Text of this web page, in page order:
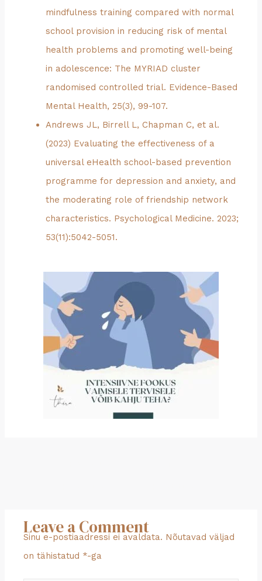
mindfulness training compared with normal
school provision in reducing risk of mental
health problems and promoting well-being
in adolescence: The MYRIAD cluster
randomised controlled trial. Evidence-Based
Mental Health, 25(3), 99-107.
Andrews JL, Birrell L, Chapman C, et al.
(2023) Evaluating the effectiveness of a
universal eHealth school-based prevention
programme for depression and anxiety, and
the moderating role of friendship network
characteristics. Psychological Medicine. 2023;
53(11):5042-5051.
Leave a Comment
Sinu e-postiaadressi ei avaldata. Nõutavad väljad
on tähistatud *-ga